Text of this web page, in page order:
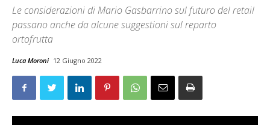
Le considerazioni di Mario Gasbarrino sul futuro del retail
passano anche da alcune suggestioni sul reparto
ortofrutta
Luca Moroni 12 Giugno 2022